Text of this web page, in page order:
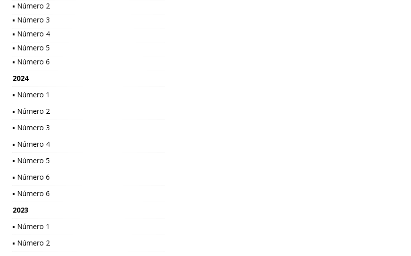
▪ Número 2
▪ Número 3
▪ Número 4
▪ Número 5
▪ Número 6
2024
▪ Número 1
▪ Número 2
▪ Número 3
▪ Número 4
▪ Número 5
▪ Número 6
▪ Número 6
2023
▪ Número 1
▪ Número 2